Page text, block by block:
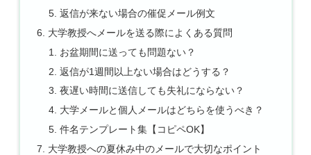
返信が来ない場合の催促メール例文
大学教授へメールを送る際によくある質問
お盆期間に送っても問題ない？
返信が1週間以上ない場合はどうする？
夜遅い時間に送信しても失礼にならない？
大学メールと個人メールはどちらを使うべき？
件名テンプレート集【コピペOK】
大学教授への夏休み中のメールで大切なポイント